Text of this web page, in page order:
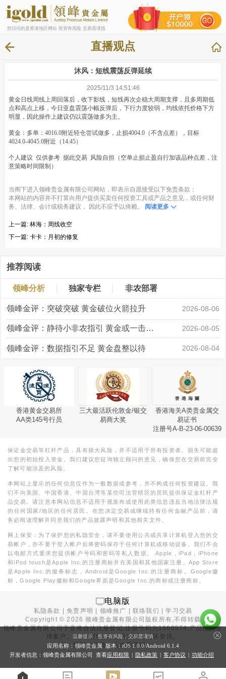
您访问的是香港地区网站 投资有风险 交易需谨慎
直播观点
沐风：短线震荡反弹延续
2025/11/3 14:51:46
黄金日线周线上周回落后，收下影线，短线再次企稳大周期支撑，且多周期低
点和高点上移，今日亚盘震荡小幅反弹后，下行力度较弱，均线依托价格下方
明显，因此操作上建议仍以震荡做多为主。
黄金：多单：4016.0附近轻仓尝试做多，止损4004.0（不含点差），目标
4024.0-4045.0附近（14:45）
个人建议 仅供参考 据此交易 风险自担（空单止损止盈自行加该品种点差，注
意策略时间限制）
当阁下进入领峰贵金属有限公司网站，即表示自愿接受以下免责条款：
本网站的内容并不打算向用户提供买卖任何投资工具或产品之意见，或任何财
务、法律、会计或税务建议， 因此不应予以倚赖。
阅读更多
上一篇: 林海：周线收空
下一篇: 卡卡：月初的修复
推荐阅读
领峰分析 独家专栏 非农部署
领峰金评：突破突破 黄金破位火箭拉升 2026-08-06
领峰金评：静待小非农指引 黄金或一击破局 2026-08-05
领峰金评：数据指引不足 黄金盘整以待 2026-08-04
香港黄金交易所
AA类145号行员
三大最活跃伦敦金/银交
易商大奖
香港海关A类贵金属交
易证书
注册号A-B-23-06-00639
保证金交易等杠杆产品，具有很大风险，并不适用于所有投资者。损失可能超
出您的初始投入资金。我们建议您征询独立顾问的意见，确保您在交易前完全
了解可能涉及的风险。
本网站上显示的任何信息仅作为一般数据或参考，并不构成任何投资建议。我
们不向美国、中国香港、中国台湾等某些司法管辖区的居民提供保证金杠杆产
品交易。请注意本网站信息不适用于视发布或使用此类信息违反当地法律法规
的任何国家/地区的任何居民。在您决定交易或继续持有任何金融产品前，请
务必阅读理解并同意我们的产品披露声明和其他相关文件。
网上保安：为了保护您的私隐安全，请不要使用公共或共享计算机登入您的交
易帐户，亦不要于登入帐户后将密码保存于任何计算机或移动设备。我们不会
以电邮方式要求您提供帐户号码和密码等私人数据。 Apple，iPad，iPhone
和iPod touch是Apple Inc.的注册商标并在美国和其他国家注册。App Store
是Apple Inc.的服务标志，Android是Google Inc.的注册商标。Google徽
标，Google Play徽标和Google界面是Google Inc.的商标或注册商标。
电脑版
私隐条款 |免责声明 领峰推广 |联络我们 |学习交易
Copyright ©2026 领峰贵金属有限公司版权所有,不得转载
领峰贵金属有限公司于香港合法注册登记,注册号码为1660574,产品面向全
球客户。本站内所有内容均为香港地区资讯。
投资有风险，入市需谨慎。
温馨提示：投资有风险，交易需谨慎
应用名称：领峰贵金属 版本：iOS 1.0.0/Android 6.1.4
开发者信息：领峰贵金属有限公司 查看应用权限 | 隐私政策 | 客户协议 | 功能介绍